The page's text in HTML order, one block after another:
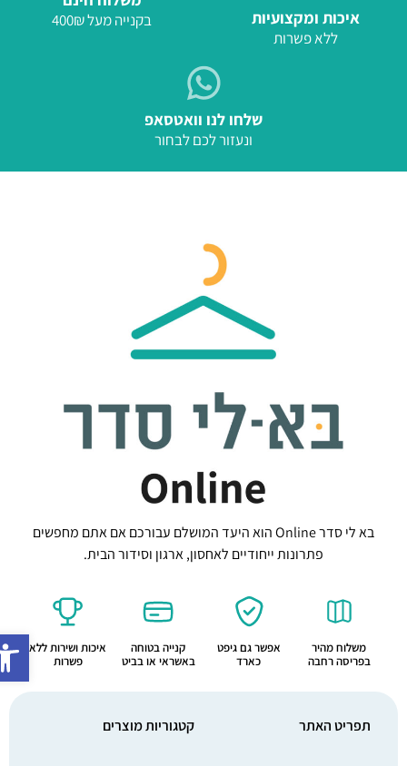
פתח
איכות ומקצועיות
ללא פשרות
בקנייה מעל 400₪
שלחו לנו וואטסאפ
ונעזור לכם לבחור
בא לי סדר Online הוא היעד המושלם עבורכם אם אתם מחפשים
פתרונות ייחודיים לאחסון, ארגון וסידור הבית.
משלוח מהיר
בפריסה רחבה
אפשר גם גיפט
כארד
קנייה בטוחה
באשראי או בביט
איכות ושירות ללא
פשרות
תפריט האתר קטגוריות מוצרים